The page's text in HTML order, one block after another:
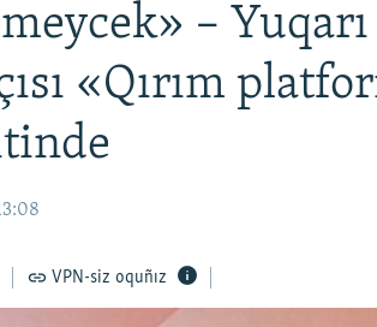
– Yuqarı
«Qırım
VPN-siz oquñız